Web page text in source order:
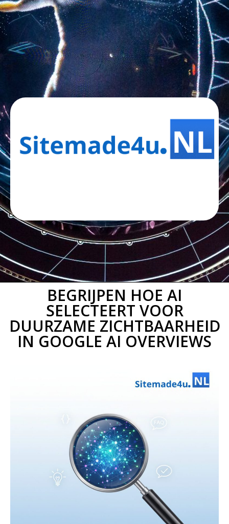
BEGRIJPEN HOE AI
SELECTEERT VOOR
DUURZAME ZICHTBAARHEID
IN GOOGLE AI OVERVIEWS